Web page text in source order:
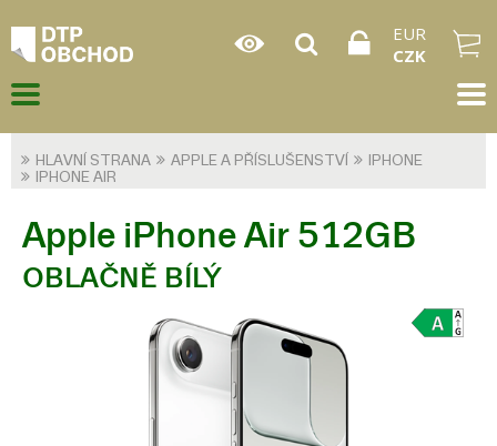
EUR
CZK
HLAVNÍ STRANA APPLE A PŘÍSLUŠENSTVÍ
IPHONE
IPHONE AIR
Apple iPhone Air 512GB
OBLAČNĚ BÍLÝ